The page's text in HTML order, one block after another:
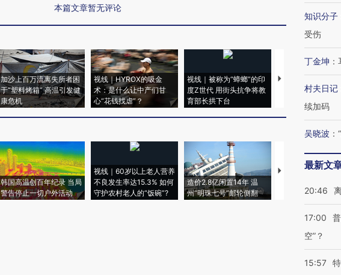
本篇文章暂无评论
加沙上百万流离失所者困
于“塑料烤箱” 高温引发健
康危机
视线｜HYROX的吸金
术：是什么让中产们甘
心“花钱找虐”？
视线｜被称为“蟑螂”的印
度Z世代 用街头抗争将教
育部长拱下台
视线｜“入侵”还是“
机”？难民潮撕裂
飞地休达
韩国高温创百年纪录 当局
警告停止一切户外活动
视线｜60岁以上老人营养
不良发生率达15.3% 如何
守护农村老人的“饭碗”?
造价2.8亿闲置14年 温
州“明珠七号”邮轮侧翻
特朗普出席葬礼疑
者“堕落的白痴”
知识分子
受伤
丁金坤 ：
村夫日记
续加码
吴晓波 ：
最新文
20:46
17:00
空”？
15:57